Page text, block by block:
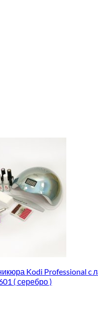
Kodi Professional c
( серебро )